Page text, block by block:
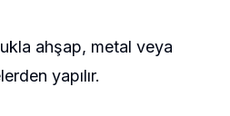
ahşap, metal veya
yapılır.